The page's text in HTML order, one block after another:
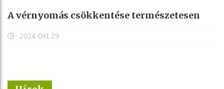
A vérnyomás csökkentése természetesen
2024 Okt 29